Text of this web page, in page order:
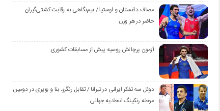
مصاف داغستان و اوستیا / نیم‌نگاهی به رقابت کشتی‌گیران
حاضر در هر وزن
آزمون پرچالش روسیه پیش از مسابقات کشوری
دوئل سه تفکر ایرانی در تیرانا / تقابل رنگرز، بنا و بویری در دومین
مرحله رنکینگ اتحادیه جهانی